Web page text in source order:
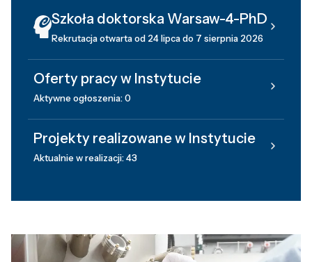
Szkoła doktorska Warsaw-4-PhD
Rekrutacja otwarta od 24 lipca do 7 sierpnia 2026
Oferty pracy w Instytucie
Aktywne ogłoszenia: 0
Projekty realizowane w Instytucie
Aktualnie w realizacji: 43